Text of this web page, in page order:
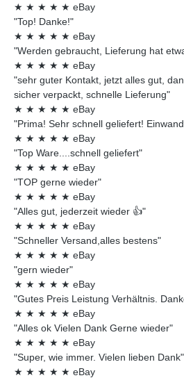
★ ★ ★ ★ ★ eBay
"Top! Danke!"
★ ★ ★ ★ ★ eBay
"Werden gebraucht, Lieferung hat
★ ★ ★ ★ ★ eBay
"sehr guter Kontakt, jetzt alles gut,
sicher verpackt, schnelle Lieferung"
★ ★ ★ ★ ★ eBay
"Prima! Sehr schnell geliefert!
★ ★ ★ ★ ★ eBay
"Top Ware....schnell geliefert"
★ ★ ★ ★ ★ eBay
"TOP gerne wieder"
★ ★ ★ ★ ★ eBay
"Alles gut, jederzeit wieder 👍"
★ ★ ★ ★ ★ eBay
"Schneller Versand,alles bestens"
★ ★ ★ ★ ★ eBay
"gern wieder"
★ ★ ★ ★ ★ eBay
"Gutes Preis Leistung Verhältnis.
★ ★ ★ ★ ★ eBay
"Alles ok Vielen Dank Gerne wieder"
★ ★ ★ ★ ★ eBay
"Super, wie immer. Vielen lieben Dank"
★ ★ ★ ★ ★ eBay